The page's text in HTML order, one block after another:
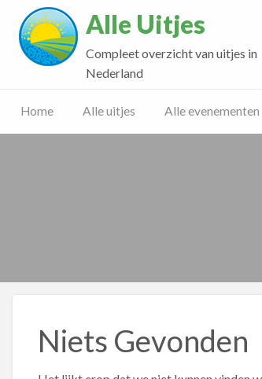
Alle Uitjes
Compleet overzicht van uitjes in
Nederland
Home Alle uitjes Alle evenementen
Niets Gevonden